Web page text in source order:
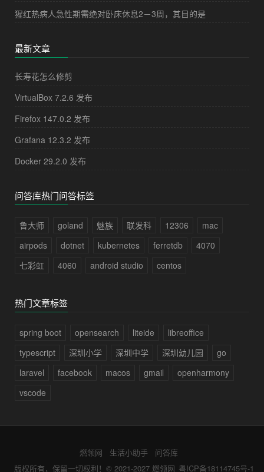
猩红热病人急性期需绝对卧床休息2－3周，其目的是
最新文章
长寿花怎么修剪
VirtualBox 7.2.6 发布
Firefox 147.0.2 发布
Grafana 12.3.2 发布
Docker 29.2.0 发布
问答库热门问答标签
鲁大师 goland 魅族 联发科 12306
mac
airpods
dotnet kubernetes ferretdb
4070
七彩虹
4060 android studio centos
热门文章标签
spring boot opensearch liteide
libreoffice
typescript
深圳小学 深圳中学 深圳幼儿园
go
laravel
facebook macos gmail
openharmony
vscode
燃领网 生活小助手
问答库
版权所有，保留一切权利！© 2021-2027 燃领网 粤ICP备18114745号-1